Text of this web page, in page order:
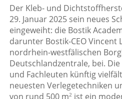
Der Kleb- und
29. Januar 2025 sein neues
eingeweiht: die Bostik
darunter Bostik-CEO
nordrhein-westfälischen
Deutschlandzentrale, bei.
und Fachleuten künftig
neuesten Verlegetechniken
von rund 500 m2 ist ein